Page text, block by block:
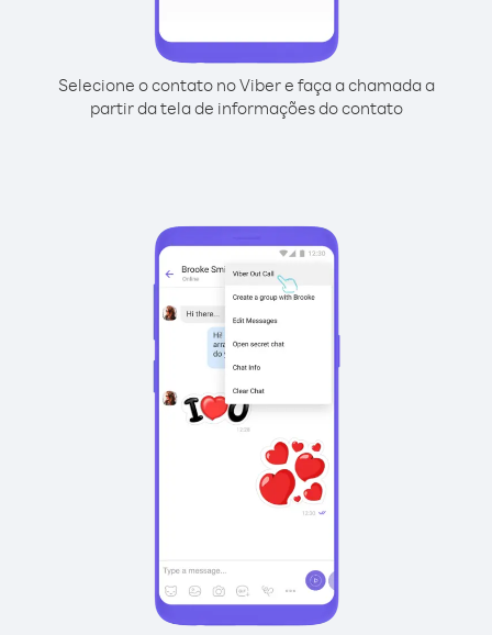
Selecione o contato no Viber e faça a chamada a
partir da tela de informações do contato